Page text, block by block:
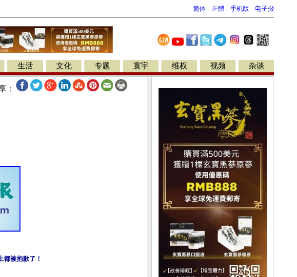
简体 - 正體 - 手机版 - 电子报
生活 文化 专题 寰宇 维权 视频 杂谈
：
被抱歉了！